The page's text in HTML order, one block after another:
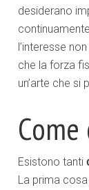
desiderano
l’interesse
che la forza
un’arte che si
Esistono tanti
La prima